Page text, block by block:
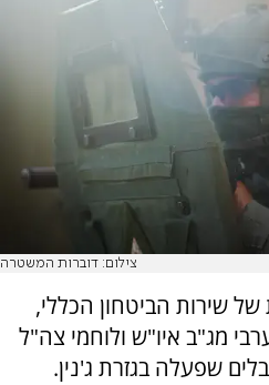
צילום: דוברות המשטרה
של שירות הביטחון הכללי,
מג"ב איו"ש ולוחמי צה"ל
שפעלה בגזרת ג'נין.